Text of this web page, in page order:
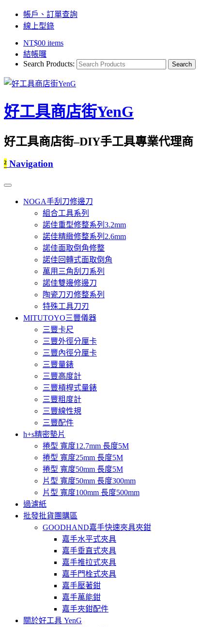
帳戶、訂單查詢
線上型錄
NT$00 items
結帳囉
Search Products:
好工具商店街YenG
好工具商店街–DIY手工具專業代理商
² Navigation
NOGA手刮刀修邊刀
組合工具系列
諾佳重型修整系列3.2mm
諾佳精緻修整系列2.6mm
諾佳面取倒角修整
諾佳回轉式面取倒角
萬用三角刮刀系列
諾佳雙邊修邊刀
陶瓷刀刃修整系列
特殊工具刀刃
MITUTOYO三豐儀器
三豐卡尺
三豐外徑分厘卡
三豐內徑分厘卡
三豐量錶
三豐高度計
三豐槓桿式量錶
三豐粗度計
三豐線性規
三豐配件
h+s精密墊片
捲型 寬度12.7mm 長度5M
捲型 寬度25mm 長度5M
捲型 寬度50mm 長度5M
片型 寬度50mm 長度300mm
片型 寬度100mm 長度500mm
過濾紙
批發批貨團購區
GOODHAND嘉手快速夾具夾鉗
嘉手水平式夾具
嘉手垂直式夾具
嘉手推拉式夾具
嘉手門栓式夾具
嘉手壓著鉗
嘉手萬能鉗
嘉手夾鉗配件
關於好工具 YenG